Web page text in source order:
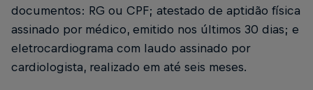
documentos: RG ou CPF; atestado de aptidão física
assinado por médico, emitido nos últimos 30 dias; e
eletrocardiograma com laudo assinado por
cardiologista, realizado em até seis meses.